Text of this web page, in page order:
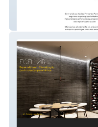
Núcleo Fernanda Parra